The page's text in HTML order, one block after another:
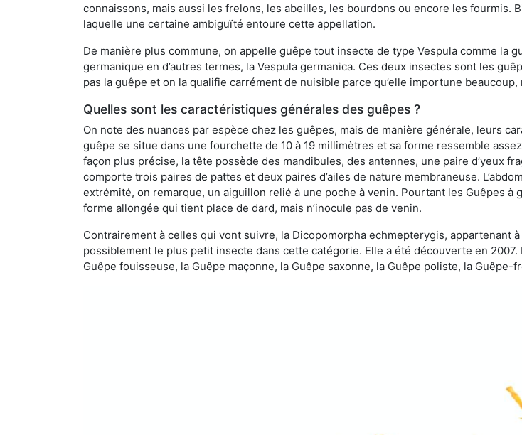
connaissons, mais aussi les frelons, les abeilles, les bourdons ou encore les fourmis.
laquelle une certaine ambiguïté entoure cette appellation.
De manière plus commune, on appelle guêpe tout insecte de type Vespula comme la
germanique en d’autres termes, la Vespula germanica. Ces deux insectes sont les
pas la guêpe et on la qualifie carrément de nuisible parce qu’elle importune
Quelles sont les caractéristiques générales des guêpes ?
On note des nuances par espèce chez les guêpes, mais de manière générale, leurs
guêpe se situe dans une fourchette de 10 à 19 millimètres et sa forme ressemble
façon plus précise, la tête possède des mandibules, des antennes, une paire d’yeux
comporte trois paires de pattes et deux paires d’ailes de nature membraneuse.
extrémité, on remarque, un aiguillon relié à une poche à venin. Pourtant les Guêpes
forme allongée qui tient place de dard, mais n’inocule pas de venin.
Contrairement à celles qui vont suivre, la Dicopomorpha echmepterygis, appartenant
possiblement le plus petit insecte dans cette catégorie. Elle a été découverte en
Guêpe fouisseuse, la Guêpe maçonne, la Guêpe saxonne, la Guêpe poliste, la Guêpe-